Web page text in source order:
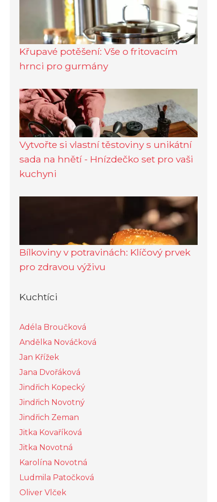
Křupavé potěšení: Vše o fritovacím
hrnci pro gurmány
Vytvořte si vlastní těstoviny s unikátní
sada na hnětí - Hnízdečko set pro vaši
kuchyni
Bílkoviny v potravinách: Klíčový prvek
pro zdravou výživu
Kuchtíci
Adéla Broučková
Andělka Nováčková
Jan Křížek
Jana Dvořáková
Jindřich Kopecký
Jindřich Novotný
Jindřich Zeman
Jitka Kovaříková
Jitka Novotná
Karolína Novotná
Ludmila Patočková
Oliver Vlček